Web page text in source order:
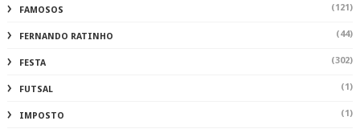
FAMOSOS (121)
FERNANDO RATINHO (44)
FESTA (302)
FUTSAL (1)
IMPOSTO (1)